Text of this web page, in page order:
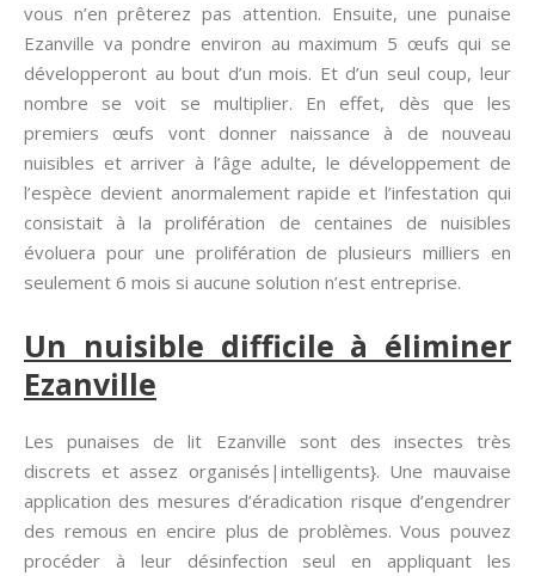
vous n’en prêterez pas attention. Ensuite, une punaise
Ezanville va pondre environ au maximum 5 œufs qui se
développeront au bout d’un mois. Et d’un seul coup, leur
nombre se voit se multiplier. En effet, dès que les
premiers œufs vont donner naissance à de nouveau
nuisibles et arriver à l’âge adulte, le développement de
l’espèce devient anormalement rapide et l’infestation qui
consistait à la prolifération de centaines de nuisibles
évoluera pour une prolifération de plusieurs milliers en
seulement 6 mois si aucune solution n’est entreprise.
Un nuisible difficile à éliminer
Ezanville
Les punaises de lit Ezanville sont des insectes très
discrets et assez organisés|intelligents}. Une mauvaise
application des mesures d’éradication risque d’engendrer
des remous en encire plus de problèmes. Vous pouvez
procéder à leur désinfection seul en appliquant les